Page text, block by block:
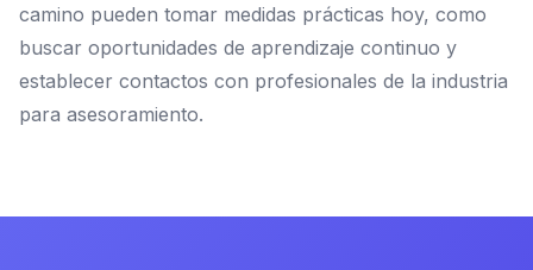
camino pueden tomar medidas prácticas hoy, como
buscar oportunidades de aprendizaje continuo y
establecer contactos con profesionales de la industria
para asesoramiento.